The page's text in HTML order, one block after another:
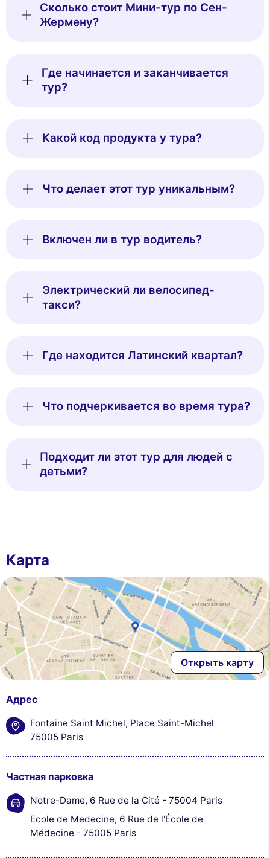
Сколько стоит Мини-тур по Сен-
Жермену?
Где начинается и заканчивается
тур?
Какой код продукта у тура?
Что делает этот тур уникальным?
Включен ли в тур водитель?
Электрический ли велосипед-
такси?
Где находится Латинский квартал?
Что подчеркивается во время тура?
Подходит ли этот тур для людей с
детьми?
Карта
Открыть карту
Адрес
Fontaine Saint Michel, Place Saint-Michel
75005 Paris
Частная парковка
Notre-Dame, 6 Rue de la Cité - 75004 Paris
Ecole de Medecine, 6 Rue de l'École de
Médecine - 75005 Paris